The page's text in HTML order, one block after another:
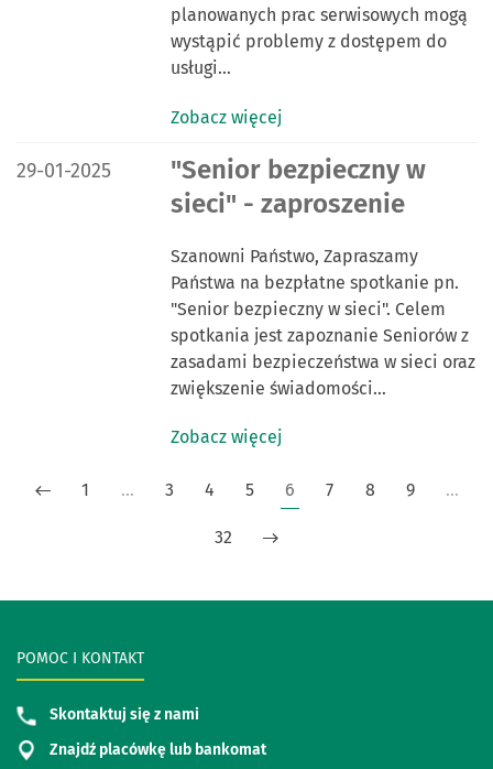
planowanych prac serwisowych mogą
wystąpić problemy z dostępem do
usługi…
Zobacz więcej
DATA PUBLIKACJI:
29-01-2025
"Senior bezpieczny w
sieci" - zaproszenie
Szanowni Państwo, Zapraszamy
Państwa na bezpłatne spotkanie pn.
"Senior bezpieczny w sieci". Celem
spotkania jest zapoznanie Seniorów z
zasadami bezpieczeństwa w sieci oraz
zwiększenie świadomości…
Zobacz więcej
1 … 3 4 5 6 7 8 9 …
32
POMOC I KONTAKT
Skontaktuj się z nami
Znajdź placówkę lub bankomat